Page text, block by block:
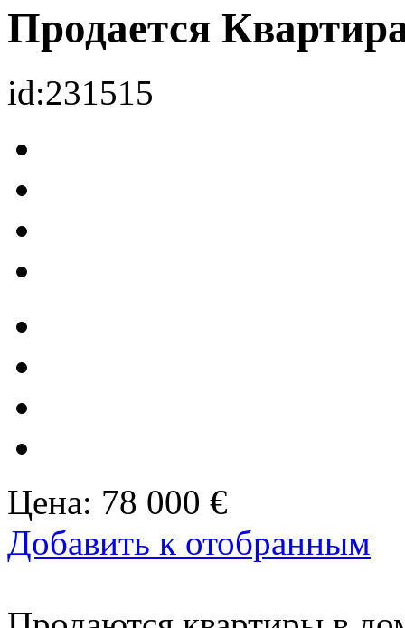
Продается
id:231515
Цена: 78 000 €
Добавить к отобранным